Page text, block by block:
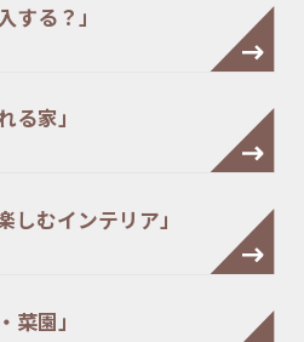
する？」
る家」
しむインテリア」
菜園」